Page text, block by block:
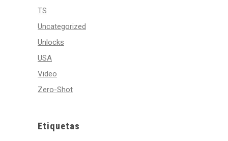
TS
Uncategorized
Unlocks
USA
Video
Zero-Shot
Etiquetas